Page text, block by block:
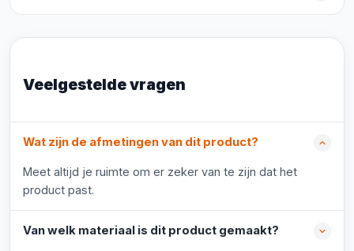
Veelgestelde vragen
Wat zijn de afmetingen van dit product?
Meet altijd je ruimte om er zeker van te zijn dat het
product past.
Van welk materiaal is dit product gemaakt?